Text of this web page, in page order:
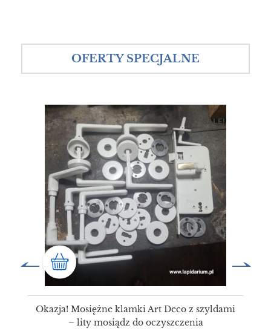
OFERTY SPECJALNE
SALE!
Okazja! Mosiężne klamki Art Deco z szyldami
– lity mosiądz do oczyszczenia